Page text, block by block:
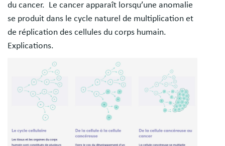
du cancer. Le cancer apparaît lorsqu’une anomalie
se produit dans le cycle naturel de multiplication et
de réplication des cellules du corps humain.
Explications.